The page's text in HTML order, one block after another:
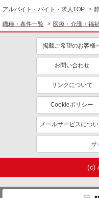
アルバイト・バイト・求人TOP
職種・条件一覧 医療・介護・福祉
掲載ご希望のお客様
お問い合わせ
リンクについて
Cookieポリシー
メールサービスにつ
サ
(c)